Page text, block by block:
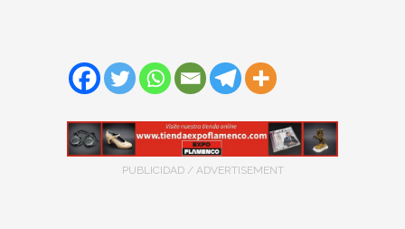
PUBLICIDAD / ADVERTISEMENT